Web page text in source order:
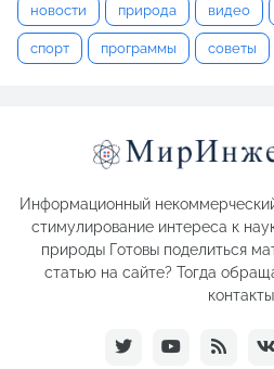
новости природа видео
спорт программы советы
Информационный
стимулирование интереса к
природы Готовы поделиться
статью на сайте? Тогда